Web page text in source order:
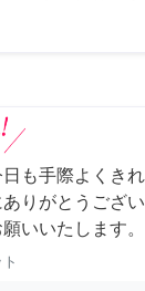
も手際よくき
りがとうござ
いいたします。